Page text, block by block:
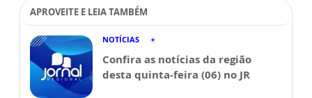
APROVEITE E LEIA TAMBÉM
NOTÍCIAS
Confira as notícias da região
desta quinta-feira (06) no JR